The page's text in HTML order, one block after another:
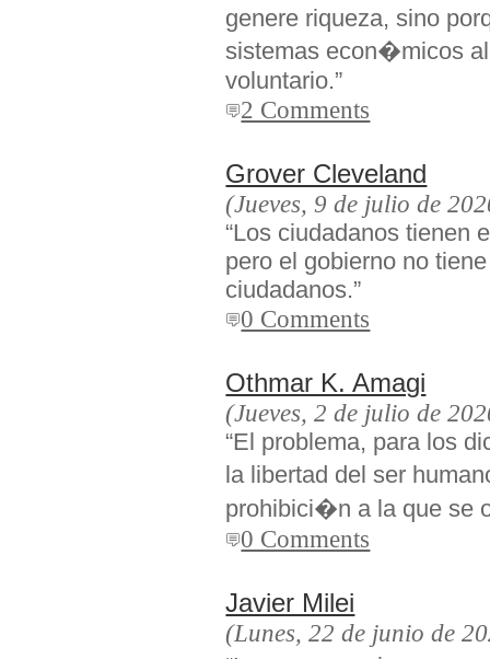
genere riqueza, sino
sistemas econ�micos
voluntario.”
2 Comments
Grover Cleveland
(Jueves, 9 de julio de
“Los ciudadanos tienen
pero el gobierno no
ciudadanos.”
0 Comments
Othmar K. Amagi
(Jueves, 2 de julio de
“El problema, para los
la libertad del ser
prohibici�n a la que se
0 Comments
Javier Milei
(Lunes, 22 de junio de